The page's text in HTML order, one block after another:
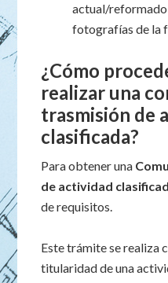
actual/reformado
fotografías de la
¿Cómo
realizar una
trasmisión de
clasificada?
Para obtener una
de actividad
de requisitos.
Este trámite se realiza
titularidad de una